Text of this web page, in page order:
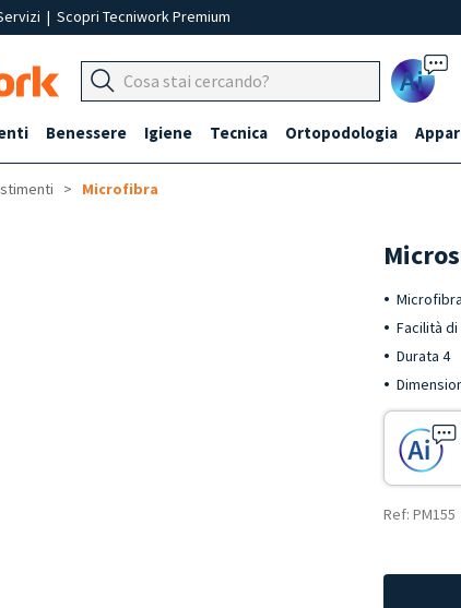
| Scopri Tecniwork Premium
Ai
Benessere Igiene Tecnica Ortopodologia
Microfibra
Facilità
Durata 4
Ref: PM155